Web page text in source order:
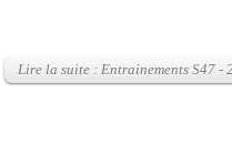
Lire la suite : Entrainements S47 -